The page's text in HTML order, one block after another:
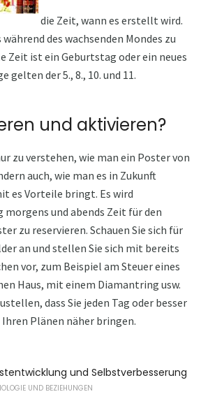
die Zeit, wann es erstellt wird.
des wachsenden Mondes zu
Zeit ist ein Geburtstag oder ein neues
gelten der 5., 8., 10. und 11.
und aktivieren?
zu verstehen, wie man ein Poster von
auch, wie man es in Zukunft
es Vorteile bringt. Es wird
und abends Zeit für den
zu reservieren. Schauen Sie sich für
an und stellen Sie sich mit bereits
vor, zum Beispiel am Steuer eines
Haus, mit einem Diamantring usw.
dass Sie jeden Tag oder besser
Plänen näher bringen.
und Selbstverbesserung
UND BEZIEHUNGEN